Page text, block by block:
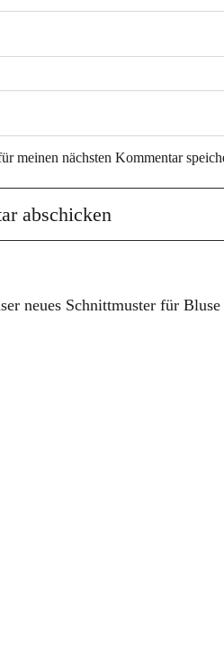
meinen nächsten Kommentar
neues Schnittmuster für